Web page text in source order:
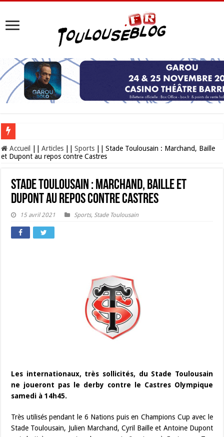
Les Nocturnes de la Cité de l’espace 2026 : l’événement incontournable de
Accueil Articles Sports
Stade Toulousain : Marchand, Baille
et Dupont au repos contre Castres
Stade Toulousain : Marchand, Baille et
Dupont au repos contre Castres
15 avril 2021 Sports, Stade Toulousain
Les internationaux, très sollicités, du Stade Toulousain
ne joueront pas le derby contre le Castres Olympique
samedi à 14h45.
Très utilisés pendant le 6 Nations puis en Champions Cup avec le
Stade Toulousain, Julien Marchand, Cyril Baille et Antoine Dupont